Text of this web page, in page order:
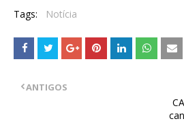
Tags: Notícia
ANTIGOS